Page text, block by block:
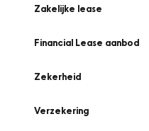
Zakelijke lease
Financial Lease aanbod
Zekerheid
Verzekering